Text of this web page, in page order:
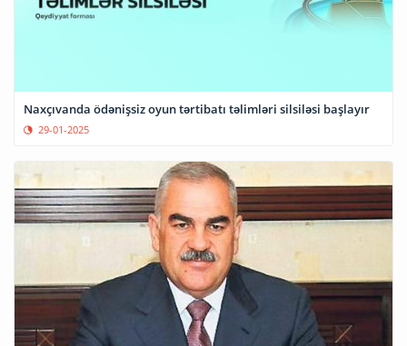
Naxçıvanda ödənişsiz oyun tərtibatı təlimləri silsiləsi başlayır
29-01-2025